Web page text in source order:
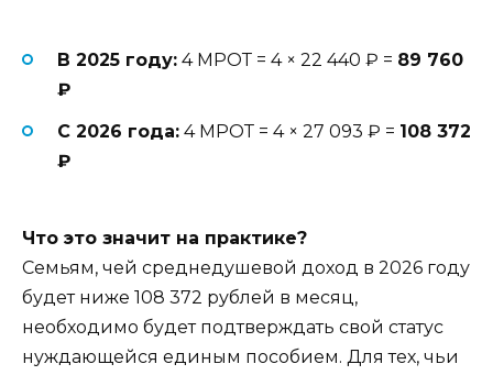
В 2025 году: 4 МРОТ = 4 × 22 440 ₽ = 89 760
₽
С 2026 года: 4 МРОТ = 4 × 27 093 ₽ = 108 372
₽
Что это значит на практике?
Семьям, чей среднедушевой доход в 2026 году
будет ниже 108 372 рублей в месяц,
необходимо будет подтверждать свой статус
нуждающейся единым пособием. Для тех, чьи